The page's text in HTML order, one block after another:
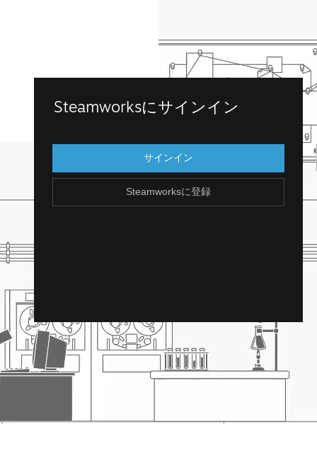
Steamworksにサインイン
サインイン
Steamworksに登録
Steamworksに登録
Steamworksにアクセスします。Steamアカ
ウントを持っていませんか？アカウント
は、簡単に無料で作成できます！